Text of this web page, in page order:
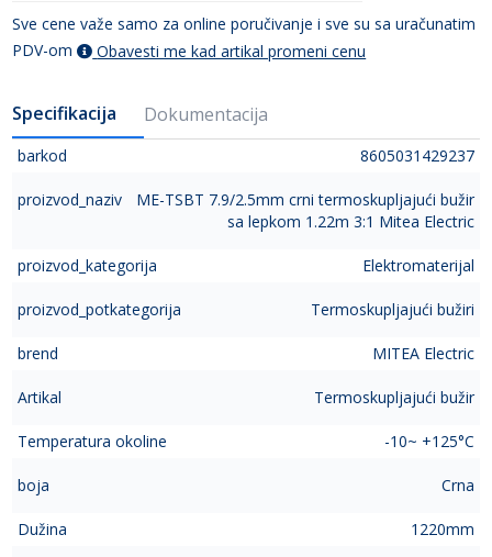
Sve cene važe samo za online poručivanje i sve su sa uračunatim
PDV-om
Obavesti me kad artikal promeni cenu
Specifikacija Dokumentacija
barkod 8605031429237
proizvod_naziv
ME-TSBT 7.9/2.5mm crni termoskupljajući bužir
sa lepkom 1.22m 3:1 Mitea Electric
proizvod_kategorija Elektromaterijal
proizvod_potkategorija Termoskupljajući bužiri
brend MITEA Electric
Artikal Termoskupljajući bužir
Temperatura okoline -10~ +125°C
boja Crna
Dužina 1220mm